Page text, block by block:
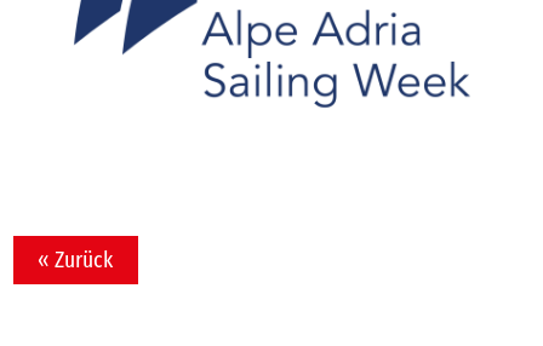
« Zurück